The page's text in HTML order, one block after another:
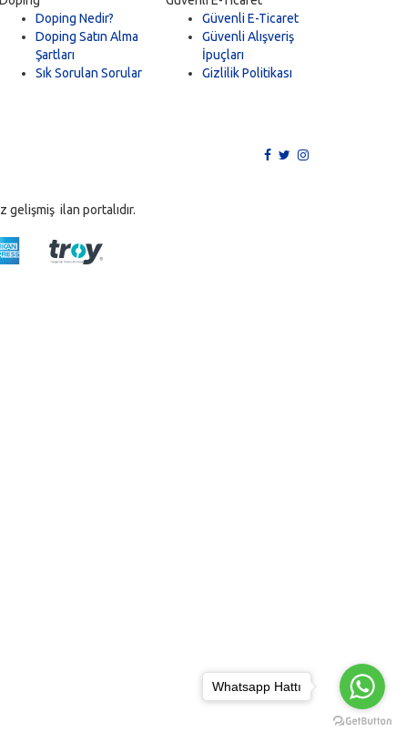
Doping Nedir?
Doping Satın Alma
Şartları
Sık Sorulan Sorular
Güvenli E-Ticaret
Güvenli Alışveriş
İpuçları
Gizlilik Politikası
gelişmiş ilan portalıdır.
Whatsapp Hattı